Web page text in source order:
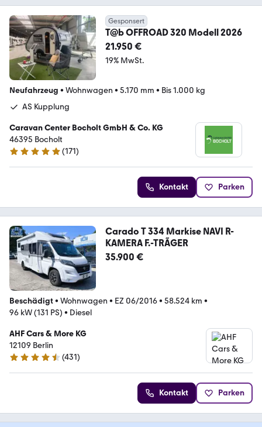
Gesponsert
T@b OFFROAD 320 Modell 2026
21.950 €
19% MwSt.
Neufahrzeug • Wohnwagen • 5.170 mm • Bis 1.000 kg
AS Kupplung
Caravan Center Bocholt GmbH & Co. KG
46395 Bocholt
4.8 Sterne
(171)
Kontakt Parken
Carado T 334 Markise NAVI R-
KAMERA F.-TRÃGER
35.900 €
Beschädigt• Wohnwagen • EZ 06/2016• 58.524 km •
96 kW (131 PS) • Diesel
AHF Cars & More KG
12109 Berlin
4.5 Sterne
(431)
Kontakt Parken